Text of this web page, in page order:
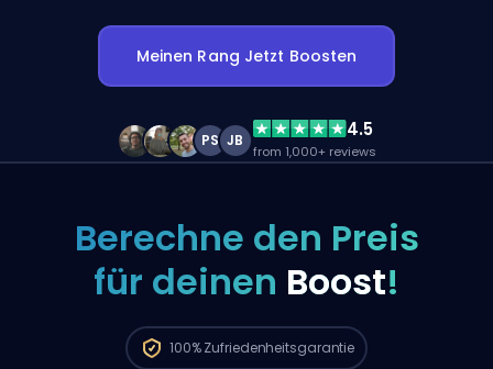
Meinen Rang Jetzt Boosten
PS JB 4.5
from 1,000+ reviews
Berechne den Preis
für deinen Boost!
100%Zufriedenheitsgarantie
verfügbar und können deine Bestellung
sofort starten. 🔥